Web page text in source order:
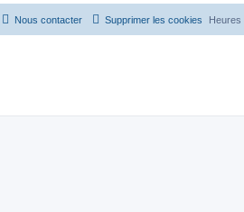
Heures
Supprimer les cookies
Nous contacter